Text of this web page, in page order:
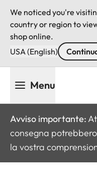
We noticed you're
country or region to
shop online.
USA (English)
Menu
Avviso importante:
consegna
la vostra